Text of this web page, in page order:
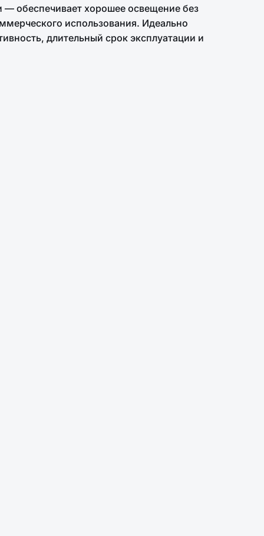
обеспечивает хорошее освещение без
использования. Идеально
длительный срок эксплуатации и